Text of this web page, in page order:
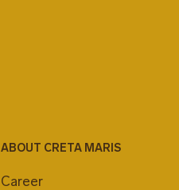
ABOUT CRETA MARIS
Career